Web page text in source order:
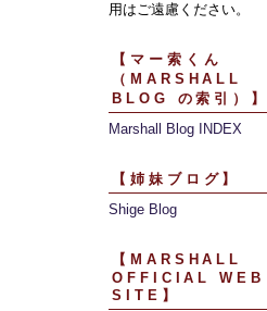
用はご遠慮ください。
【マー索くん
（MARSHALL
BLOG の索引）】
Marshall Blog INDEX
【姉妹ブログ】
Shige Blog
【MARSHALL
OFFICIAL WEB
SITE】